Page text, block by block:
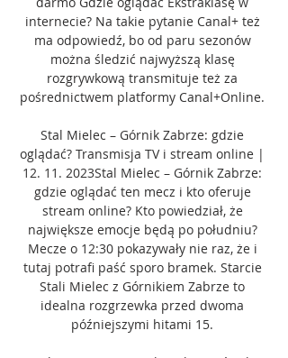
internecie? Na takie pytanie Canal+ też
ma odpowiedź, bo od paru sezonów
można śledzić najwyższą klasę
rozgrywkową transmituje też za
pośrednictwem platformy Canal+Online.
Stal Mielec – Górnik Zabrze: gdzie
oglądać? Transmisja TV i stream online |
12. 11. 2023Stal Mielec – Górnik Zabrze:
gdzie oglądać ten mecz i kto oferuje
stream online? Kto powiedział, że
największe emocje będą po południu?
Mecze o 12:30 pokazywały nie raz, że i
tutaj potrafi paść sporo bramek. Starcie
Stali Mielec z Górnikiem Zabrze to
idealna rozgrzewka przed dwoma
późniejszymi hitami 15.